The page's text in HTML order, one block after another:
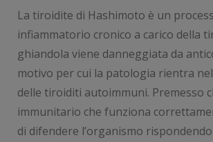
La tiroidite di Hashimoto è un
infiammatorio cronico a carico della
ghiandola viene danneggiata da
motivo per cui la patologia rientra
delle tiroiditi autoimmuni. Premesso
immunitario che funziona
di difendere l’organismo rispondendo